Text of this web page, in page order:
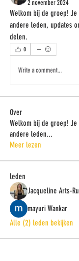
2 november 2024
Welkom bij de groep!
andere leden, updates
delen.
0
Write a comment...
Over
Welkom bij de groep!
andere leden...
Meer lezen
leden
Jacqueline Arts-
mayuri Wankar
Alle (2) leden bekijken